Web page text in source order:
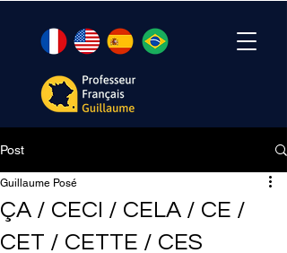
Post
ÇA / CECI / CELA / CE /
CET / CETTE / CES
Guillaume Posé